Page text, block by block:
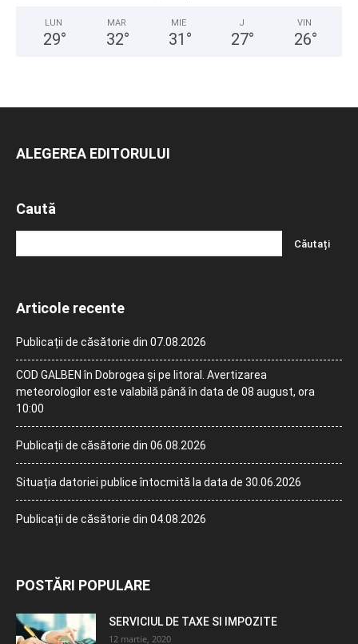
LUN
29°
MAR
32°
MIE
31 °
J
27°
VIN
26°
ALEGEREA EDITORULUI
Caută
Articole recente
Publicații de căsătorie din 07.08.2026
COD GALBEN în Dobrogea și pe litoral. Avertizarea
meteorologilor este valabilă până în data de 08 august, ora
10:00
Publicații de căsătorie din 06.08.2026
Situația datoriei publice întocmită la data de 30.06.2026
Publicații de căsătorie din 04.08.2026
POSTĂRI POPULARE
SERVICIUL DE TAXE SI IMPOZITE
12 martie, 2020